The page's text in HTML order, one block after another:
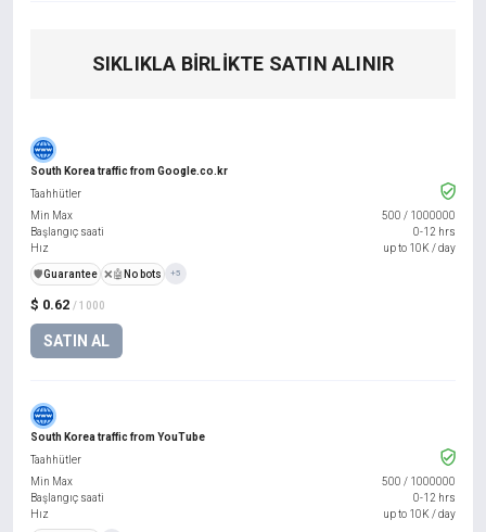
SIKLIKLA BIRLIKTE SATIN ALINIR
South Korea traffic from Google.co.kr
$ 0.62 / 1000
SATIN AL
Taahhütler
Min Max
500 / 1000000
Başlangıç saati
0-12 hrs
Hız
up to 10K / day
️🛡️Guarantee ❌🤖 No bots +5
South Korea traffic from YouTube
Taahhütler
Min Max
500 / 1000000
Başlangıç saati
0-12 hrs
Hız
up to 10K / day